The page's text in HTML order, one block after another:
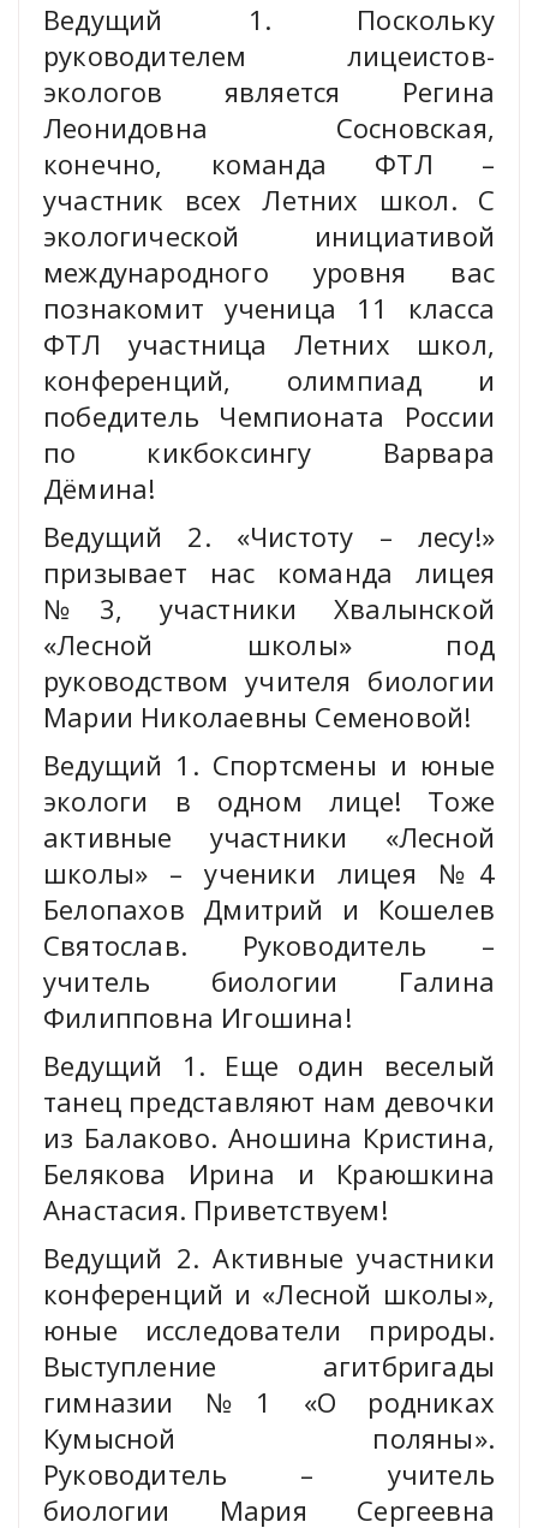
Ведущий 1. Поскольку
руководителем лицеистов-
экологов является Регина
Леонидовна Сосновская,
конечно, команда ФТЛ –
участник всех Летних школ. С
экологической инициативой
международного уровня вас
познакомит ученица 11 класса
ФТЛ участница Летних школ,
конференций, олимпиад и
победитель Чемпионата России
по кикбоксингу Варвара
Дёмина!
Ведущий 2. «Чистоту – лесу!»
призывает нас команда лицея
№3, участники Хвалынской
«Лесной школы» под
руководством учителя биологии
Марии Николаевны Семеновой!
Ведущий 1. Спортсмены и юные
экологи в одном лице! Тоже
активные участники «Лесной
школы» – ученики лицея №4
Белопахов Дмитрий и Кошелев
Святослав. Руководитель –
учитель биологии Галина
Филипповна Игошина!
Ведущий 1. Еще один веселый
танец представляют нам девочки
из Балаково. Аношина Кристина,
Белякова Ирина и Краюшкина
Анастасия. Приветствуем!
Ведущий 2. Активные участники
конференций и «Лесной школы»,
юные исследователи природы.
Выступление агитбригады
гимназии №1 «О родниках
Кумысной поляны».
Руководитель – учитель
биологии Мария Сергеевна